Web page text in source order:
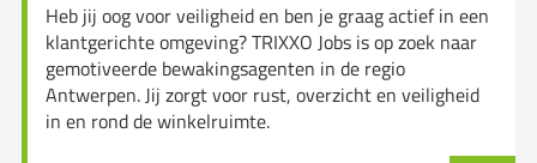
Heb jij oog voor veiligheid en ben je graag actief in een
klantgerichte omgeving? TRIXXO Jobs is op zoek naar
gemotiveerde bewakingsagenten in de regio
Antwerpen. Jij zorgt voor rust, overzicht en veiligheid
in en rond de winkelruimte.